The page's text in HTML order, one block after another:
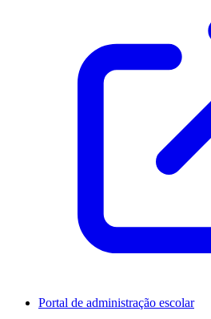
Portal de administração escolar